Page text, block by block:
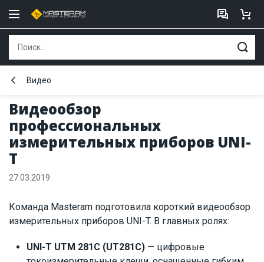
Видеообзор
профессиональных
измерительных приборов UNI-
T
Видео
27.03.2019
Команда Masteram подготовила короткий видеообзор
измерительных приборов UNI-T. В главных ролях:
UNI-T UTM 281C (UT281C) — цифровые